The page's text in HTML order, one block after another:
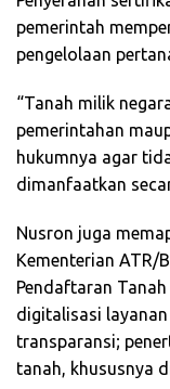
pemerintah
pengelolaan
“Tanah milik
pemerintahan
hukumnya agar
dimanfaatkan
Nusron juga
Kementerian ATR/
Pendaftaran
digitalisasi
transparansi;
tanah, khususnya